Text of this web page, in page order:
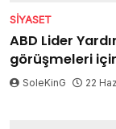
SIYASET
ABD Lider
görüşmeleri
SoleKinG 22